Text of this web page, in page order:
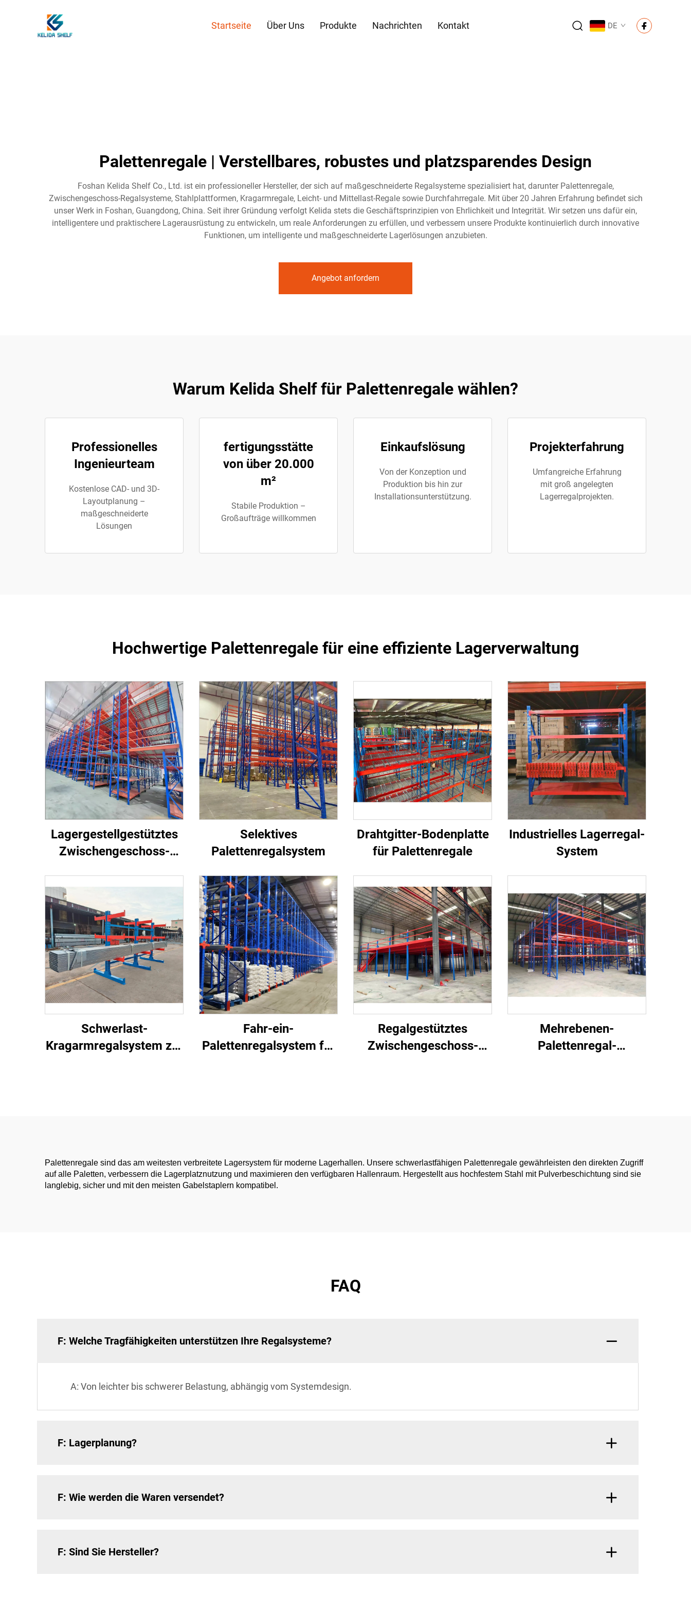
Startseite Über Uns Produkte Nachrichten Kontakt DE
Palettenregale | Verstellbares, robustes und platzsparendes Design
Foshan Kelida Shelf Co., Ltd. ist ein professioneller Hersteller, der sich auf maßgeschneiderte Regalsysteme spezialisiert hat, darunter Palettenregale,
Zwischengeschoss-Regalsysteme, Stahlplattformen, Kragarmregale, Leicht- und Mittellast-Regale sowie Durchfahrregale. Mit über 20 Jahren Erfahrung befindet sich
unser Werk in Foshan, Guangdong, China. Seit ihrer Gründung verfolgt Kelida stets die Geschäftsprinzipien von Ehrlichkeit und Integrität. Wir setzen uns dafür ein,
intelligentere und praktischere Lagerausrüstung zu entwickeln, um reale Anforderungen zu erfüllen, und verbessern unsere Produkte kontinuierlich durch innovative
Funktionen, um intelligente und maßgeschneiderte Lagerlösungen anzubieten.
Angebot anfordern
Warum Kelida Shelf für Palettenregale wählen?
Professionelles
Ingenieurteam
Kostenlose CAD- und 3D-
Layoutplanung –
maßgeschneiderte
Lösungen
fertigungsstätte
von über 20.000
m²
Stabile Produktion –
Großaufträge willkommen
Einkaufslösung
Von der Konzeption und
Produktion bis hin zur
Installationsunterstützung.
Projekterfahrung
Umfangreiche Erfahrung
mit groß angelegten
Lagerregalprojekten.
Hochwertige Palettenregale für eine effiziente Lagerverwaltung
Lagergestellgestütztes
Zwischengeschoss-
Selektives
Palettenregalsystem
Drahtgitter-Bodenplatte
für Palettenregale
Industrielles Lagerregal-
System
Schwerlast-
Kragarmregalsystem zur
Fahr-ein-
Palettenregalsystem für
Regalgestütztes
Zwischengeschoss-
Mehrebenen-
Palettenregal-
Palettenregale sind das am weitesten verbreitete Lagersystem für moderne Lagerhallen. Unsere schwerlastfähigen Palettenregale gewährleisten den direkten Zugriff
auf alle Paletten, verbessern die Lagerplatznutzung und maximieren den verfügbaren Hallenraum. Hergestellt aus hochfestem Stahl mit Pulverbeschichtung sind sie
langlebig, sicher und mit den meisten Gabelstaplern kompatibel.
FAQ
F: Welche Tragfähigkeiten unterstützen Ihre Regalsysteme?
A: Von leichter bis schwerer Belastung, abhängig vom Systemdesign.
F: Lagerplanung?
F: Wie werden die Waren versendet?
F: Sind Sie Hersteller?